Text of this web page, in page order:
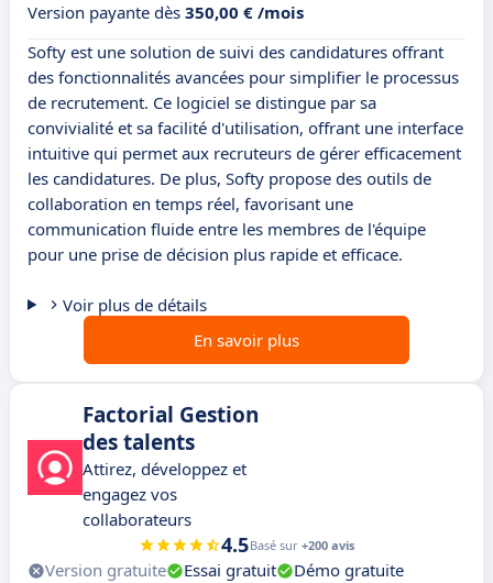
Version payante dès 350,00 € /mois
Softy est une solution de suivi des candidatures offrant
des fonctionnalités avancées pour simplifier le processus
de recrutement. Ce logiciel se distingue par sa
convivialité et sa facilité d'utilisation, offrant une interface
intuitive qui permet aux recruteurs de gérer efficacement
les candidatures. De plus, Softy propose des outils de
collaboration en temps réel, favorisant une
communication fluide entre les membres de l'équipe
pour une prise de décision plus rapide et efficace.
Voir plus de détails
En savoir plus
Factorial Gestion
des talents
Attirez, développez et
engagez vos
collaborateurs
4.5Basé sur +200 avis
Version gratuite Essai gratuit
Démo gratuite